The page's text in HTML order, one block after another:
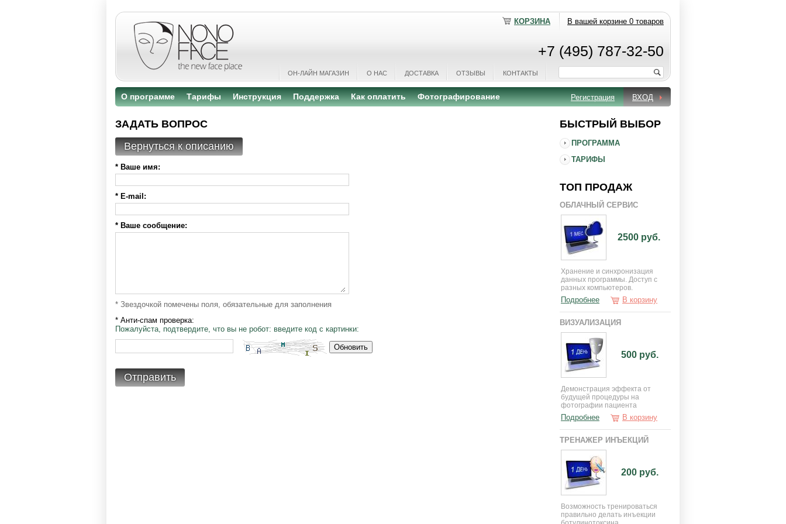
+7 (495) 787-32-50
ОН-ЛАЙН МАГАЗИН О НАС ДОСТАВКА ОТЗЫВЫ КОНТАКТЫ
КОРЗИНА В вашей корзине 0 товаров
О программе Тарифы Инструкция Поддержка Как оплатить Фотографирование Регистрация ВХОД
БЫСТРЫЙ ВЫБОР
ПРОГРАММА
ТАРИФЫ
ТОП ПРОДАЖ
ОБЛАЧНЫЙ СЕРВИС
2500 руб.
Хранение и синхронизация
данных программы. Доступ с
разных компьютеров.
Подробнее В корзину
ВИЗУАЛИЗАЦИЯ
500 руб.
Демонстрация эффекта от
будущей процедуры на
фотографии пациента
Подробнее В корзину
ТРЕНАЖЕР ИНЪЕКЦИЙ
200 руб.
Возможность тренироваться
правильно делать инъекции
ЗАДАТЬ ВОПРОС
Вернуться к описанию
* Ваше имя:
* E-mail:
* Ваше сообщение:
* Звездочкой помечены поля, обязательные для заполнения
* Анти-спам проверка:
Пожалуйста, подтвердите, что вы не робот: введите код с картинки:
Обновить
Отправить